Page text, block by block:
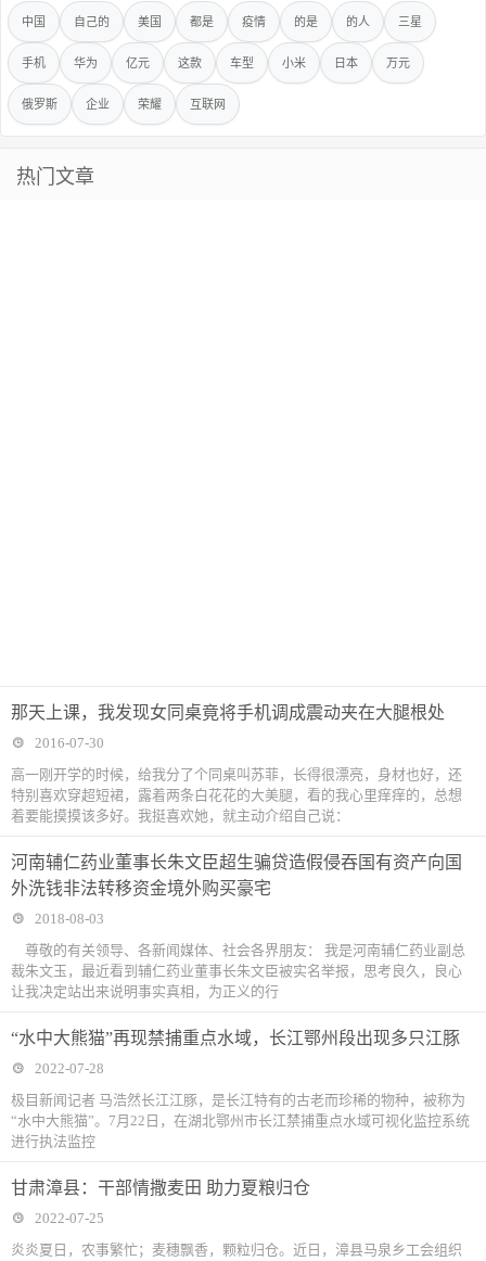
中国 自己的 美国 都是 疫情 的是 的人 三星
手机 华为 亿元 这款 车型 小米 日本 万元
俄罗斯 企业 荣耀 互联网
热门文章
那天上课，我发现女同桌竟将手机调成震动夹在大腿根处
2016-07-30
高一刚开学的时候，给我分了个同桌叫苏菲，长得很漂亮，身材也好，还
特别喜欢穿超短裙，露着两条白花花的大美腿，看的我心里痒痒的，总想
着要能摸摸该多好。我挺喜欢她，就主动介绍自己说：
河南辅仁药业董事长朱文臣超生骗贷造假侵吞国有资产向国
外洗钱非法转移资金境外购买豪宅
2018-08-03
尊敬的有关领导、各新闻媒体、社会各界朋友： 我是河南辅仁药业副总
裁朱文玉，最近看到辅仁药业董事长朱文臣被实名举报，思考良久，良心
让我决定站出来说明事实真相，为正义的行
“水中大熊猫”再现禁捕重点水域，长江鄂州段出现多只江豚
2022-07-28
极目新闻记者 马浩然长江江豚，是长江特有的古老而珍稀的物种，被称为
“水中大熊猫”。7月22日，在湖北鄂州市长江禁捕重点水域可视化监控系统
进行执法监控
甘肃漳县：干部情撒麦田 助力夏粮归仓
2022-07-25
炎炎夏日，农事繁忙；麦穗飘香，颗粒归仓。近日，漳县马泉乡工会组织